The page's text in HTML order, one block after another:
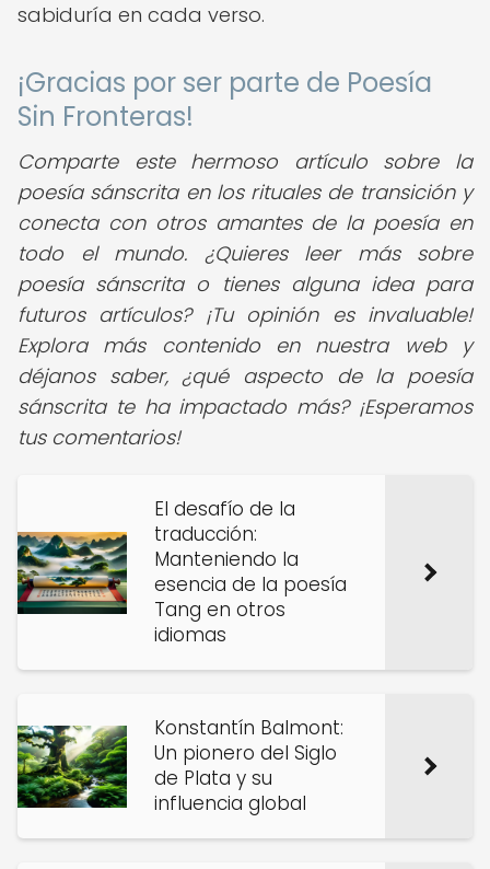
sabiduría en cada verso.
¡Gracias por ser parte de Poesía
Sin Fronteras!
Comparte este hermoso artículo sobre la
poesía sánscrita en los rituales de transición y
conecta con otros amantes de la poesía en
todo el mundo. ¿Quieres leer más sobre
poesía sánscrita o tienes alguna idea para
futuros artículos? ¡Tu opinión es invaluable!
Explora más contenido en nuestra web y
déjanos saber, ¿qué aspecto de la poesía
sánscrita te ha impactado más? ¡Esperamos
tus comentarios!
El desafío de la
traducción:
Manteniendo la
esencia de la poesía
Tang en otros
idiomas
Konstantín Balmont:
Un pionero del Siglo
de Plata y su
influencia global